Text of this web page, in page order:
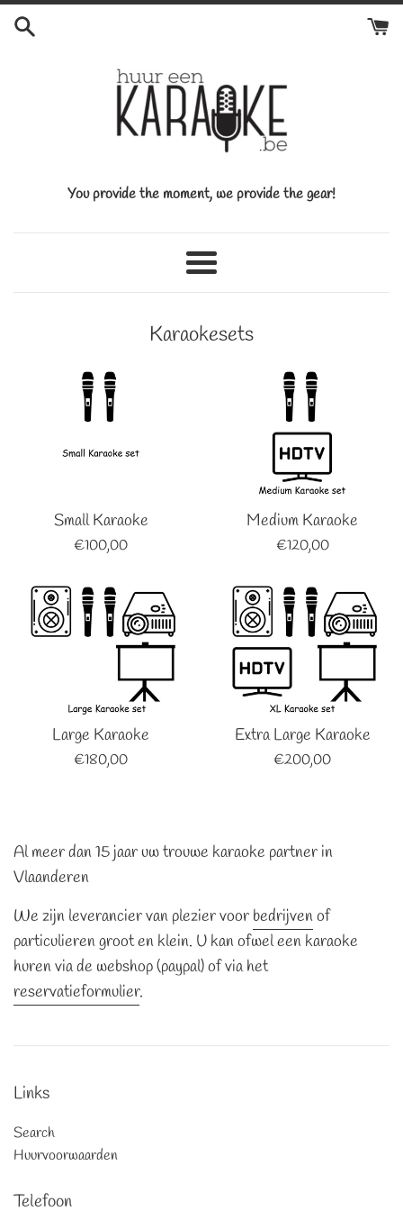
Skip
Huureenkaraoke
You provide the moment, we provide the gear!
Menu
Karaokesets
Small Karaoke
Regular
€100,00
Medium Karaoke
Regular
€120,00
Large Karaoke
Regular
€180,00
Extra Large Karaoke
Regular
€200,00
Al meer dan 15 jaar uw trouwe karaoke partner in
Vlaanderen
We zijn leverancier van plezier voor bedrijvenof
particulieren groot en klein. U kan ofwel een karaoke
huren via de webshop (paypal) of via het
reservatieformulier.
Links
Search
Huurvoorwaarden
Telefoon